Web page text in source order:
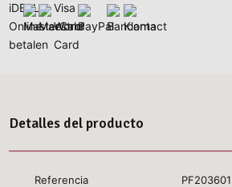
Detalles del producto
Referencia PF203601